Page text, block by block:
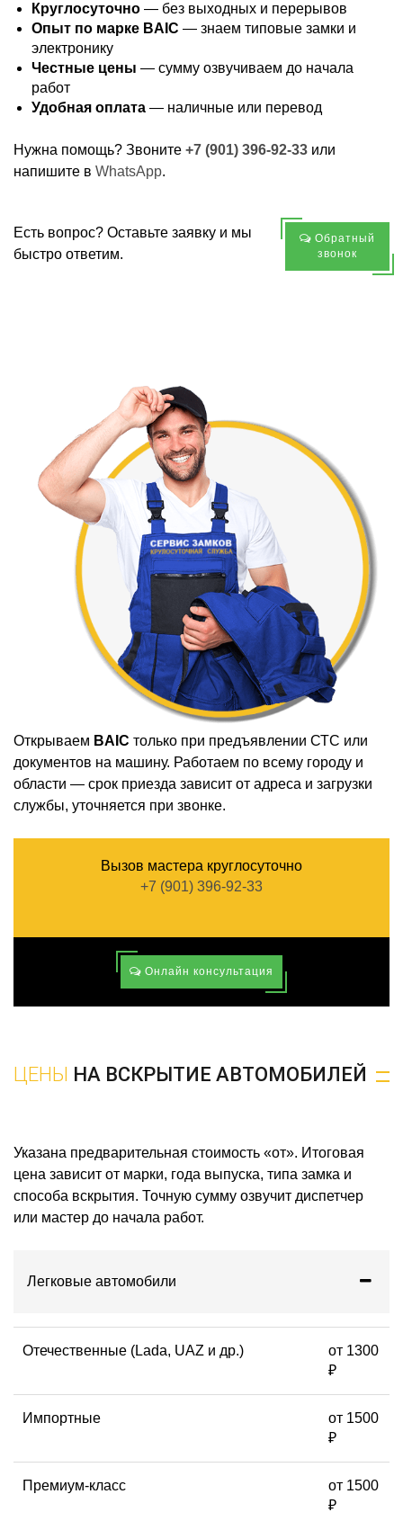
Круглосуточно — без выходных и перерывов
Опыт по марке BAIC — знаем типовые замки и
электронику
Честные цены — сумму озвучиваем до начала
работ
Удобная оплата — наличные или перевод
Нужна помощь? Звоните +7 (901) 396-92-33 или
напишите в WhatsApp.
Есть вопрос? Оставьте заявку и мы
быстро ответим.
Обратный
звонок
Открываем BAIC только при предъявлении СТС или
документов на машину. Работаем по всему городу и
области — срок приезда зависит от адреса и загрузки
службы, уточняется при звонке.
Вызов мастера круглосуточно
+7 (901) 396-92-33
Онлайн консультация
ЦЕНЫ НА ВСКРЫТИЕ АВТОМОБИЛЕЙ
Указана предварительная стоимость «от». Итоговая
цена зависит от марки, года выпуска, типа замка и
способа вскрытия. Точную сумму озвучит диспетчер
или мастер до начала работ.
Легковые автомобили
Отечественные (Lada, UAZ и др.)
от 1300
₽
Импортные
от 1500
₽
Премиум-класс
от 1500
₽